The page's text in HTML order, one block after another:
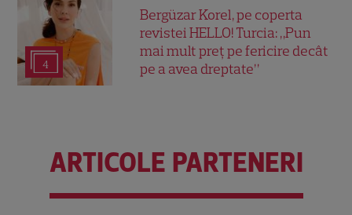
4
Bergüzar Korel, pe coperta
revistei HELLO! Turcia: „Pun
mai mult preț pe fericire decât
pe a avea dreptate”
ARTICOLE PARTENERI